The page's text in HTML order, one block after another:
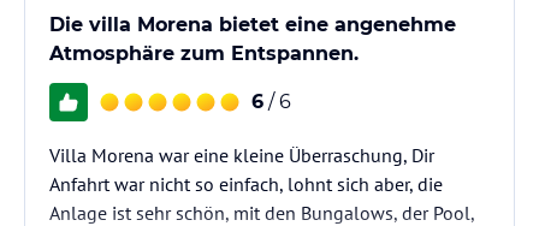
Die villa Morena bietet eine angenehme
Atmosphäre zum Entspannen.
6 / 6
Villa Morena war eine kleine Überraschung, Dir
Anfahrt war nicht so einfach, lohnt sich aber, die
Anlage ist sehr schön, mit den Bungalows, der Pool,